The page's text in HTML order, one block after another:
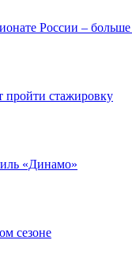
России –
пройти стажировку
«Динамо»
сезоне